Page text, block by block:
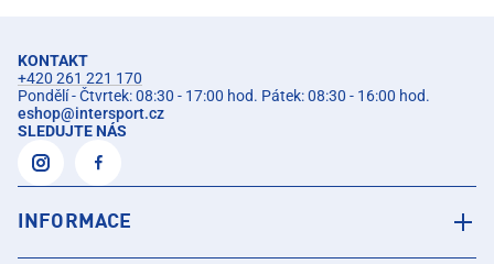
KONTAKT
+420 261 221 170
Pondělí - Čtvrtek: 08:30 - 17:00 hod. Pátek: 08:30 - 16:00 hod.
eshop@intersport.cz
SLEDUJTE NÁS
INFORMACE